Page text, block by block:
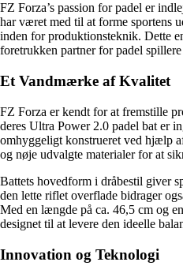
FZ Forza’s passion for padel er
har været med til at forme sportens
inden for produktionsteknik. Dette
foretrukken partner for padel
Et Vandmærke af Kvalitet
FZ Forza er kendt for at fremstille
deres Ultra Power 2.0 padel bat er
omhyggeligt konstrueret ved hjælp
og nøje udvalgte materialer for at
Battets hovedform i dråbestil giver
den lette riflet overflade bidrager
Med en længde på ca. 46,5 cm og
designet til at levere den ideelle
Innovation og Teknologi